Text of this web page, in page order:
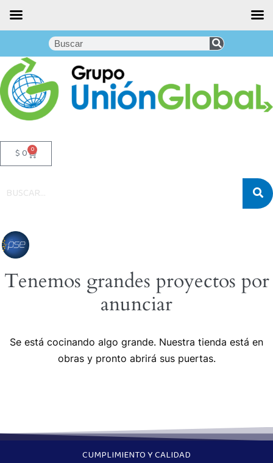
$0 0
Tenemos grandes proyectos por
anunciar
Se está cocinando algo grande. Nuestra tienda está en
obras y pronto abrirá sus puertas.
CUMPLIMIENTO Y CALIDAD